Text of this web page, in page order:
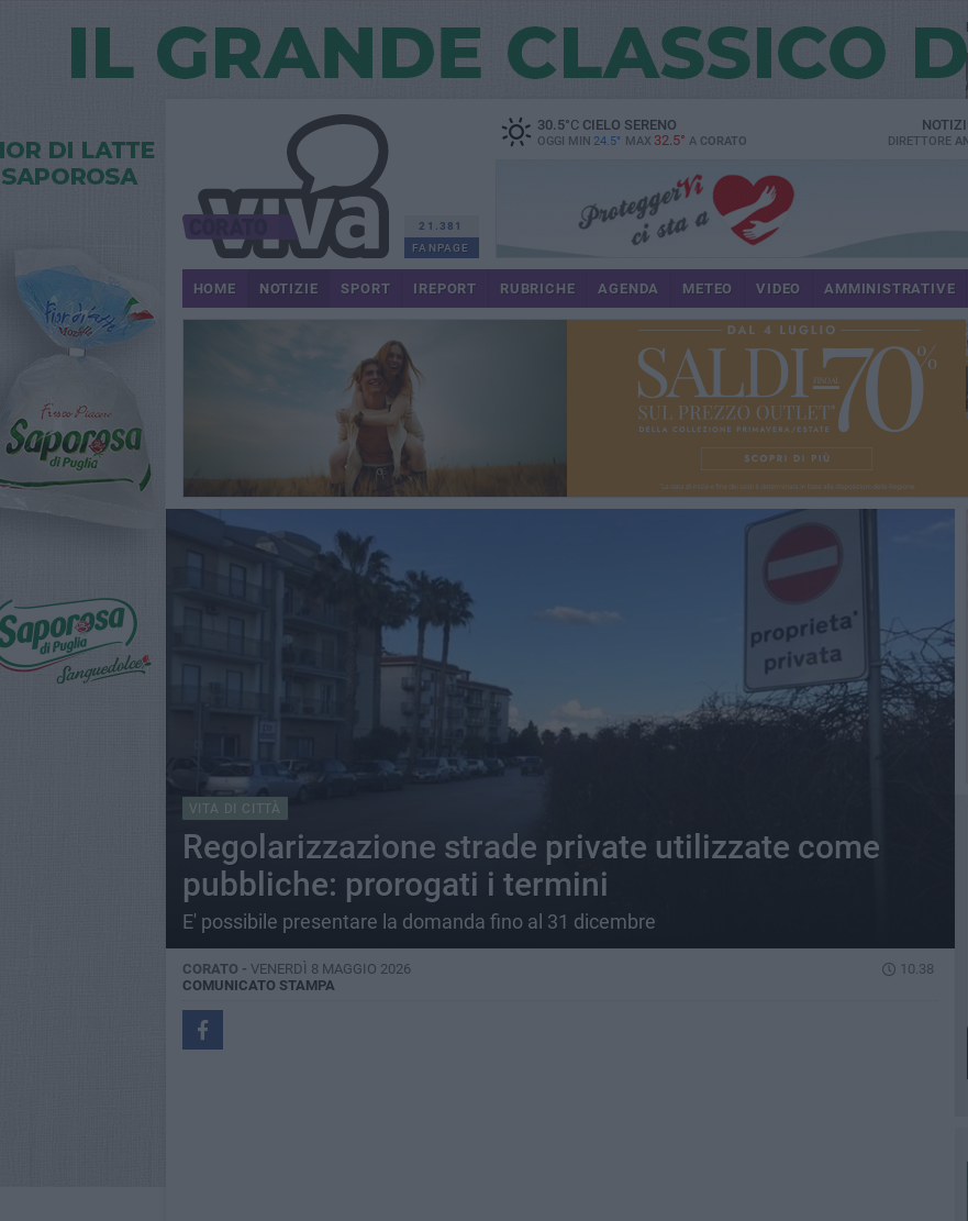
21.381
FANPAGE
30.5°CCIELO SERENO
OGGI MIN 24.5° MAX 32.5° A CORATO DIRETTORE
HOME NOTIZIE SPORT IREPORT RUBRICHE AGENDA METEO VIDEO AMMINISTRATIVE
VITA DI CITTÀ
Regolarizzazione strade private utilizzate come
pubbliche: prorogati i termini
E' possibile presentare la domanda fino al 31 dicembre
CORATO - VENERDÌ 8 MAGGIO 2026
10.38
COMUNICATO STAMPA